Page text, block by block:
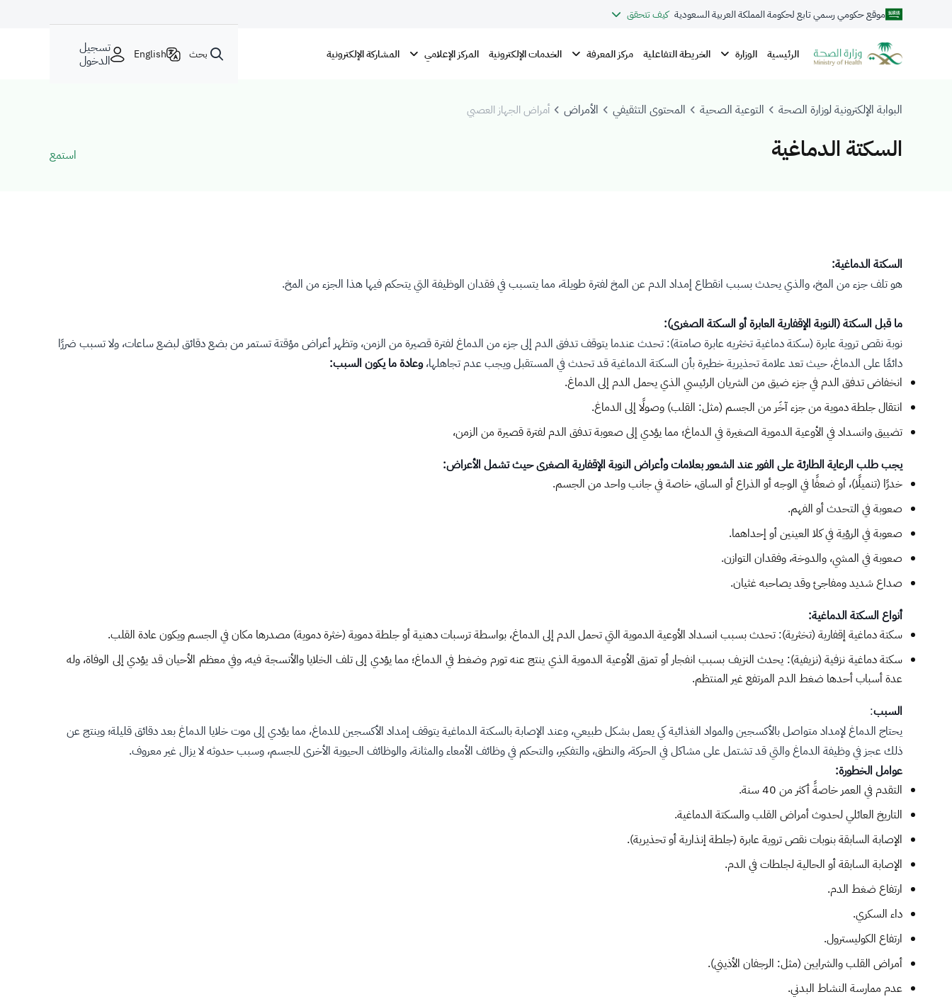
موقع حكومي رسمي تابع لحكومة المملكة العربية السعودية كيف تتحقق
الرئيسية الوزارة الخريطة التفاعلية مركز المعرفة الخدمات الإلكترونية المركز الإعلامي المشاركة الإلكترونية بحث English تسجيل
الدخول
البوابة الإلكترونية لوزارة الصحة التوعية الصحية المحتوى التثقيفي الأمراض أمراض الجهاز العصبي
السكتة الدماغية استمع
السكتة الدماغية:
هو تلف جزء من المخ، والذي يحدث بسبب انقطاع إمداد الدم عن المخ لفترة طويلة، مما يتسبب في فقدان الوظيفة التي يتحكم فيها هذا الجزء من المخ.
ما قبل السكتة (النوبة الإقفارية العابرة أو السكتة الصغرى):
نوبة نقص تروية عابرة (سكتة دماغية تخثريه عابرة صامتة): تحدث عندما يتوقف تدفق الدم إلى جزء من الدماغ لفترة قصيرة من الزمن، وتظهر أعراض مؤقتة تستمر من بضع دقائق لبضع ساعات، ولا تسبب ضررًا
دائمًا على الدماغ، حيث تعد علامة تحذيرية خطيرة بأن السكتة الدماغية قد تحدث في المستقبل ويجب عدم تجاهلها،وعادة ما يكون السبب:
انخفاض تدفق الدم في جزء ضيق من الشريان الرئيسي الذي يحمل الدم إلى الدماغ.
انتقال جلطة دموية من جزء آخَر من الجسم (مثل: القلب) وصولًا إلى الدماغ.
تضييق وانسداد في الأوعية الدموية الصغيرة في الدماغ؛ مما يؤدي إلى صعوبة تدفق الدم لفترة قصيرة من الزمن،
يجب طلب الرعاية الطارئة على الفور عند الشعور بعلامات وأعراض النوبة الإقفارية الصغرى حيث تشمل الأعراض:
خدرًا (تنميلًا)، أو ضعفًا في الوجه أو الذراع أو الساق، خاصة في جانب واحد من الجسم.
صعوبة في التحدث أو الفهم.
صعوبة في الرؤية في كلا العينين أو إحداهما.
صعوبة في المشي، والدوخة، وفقدان التوازن.
صداع شديد ومفاجئ وقد يصاحبه غثيان.
أنواع السكتة الدماغية:
سكتة دماغية إقفارية (تخثرية): تحدث بسبب انسداد الأوعية الدموية التي تحمل الدم إلى الدماغ، بواسطة ترسبات دهنية أو جلطة دموية (خثرة دموية) مصدرها مكان في الجسم ويكون عادة القلب.
سكتة دماغية نزفية (نزيفية): يحدث النزيف بسبب انفجار أو تمزق الأوعية الدموية الذي ينتج عنه تورم وضغط في الدماغ؛ مما يؤدي إلى تلف الخلايا والأنسجة فيه، وفي معظم الأحيان قد يؤدي إلى الوفاة، وله
عدة أسباب أحدها ضغط الدم المرتفع غير المنتظم.
السبب:
يحتاج الدماغ لإمداد متواصل بالأكسجين والمواد الغذائية كي يعمل بشكل طبيعي، وعند الإصابة بالسكتة الدماغية يتوقف إمداد الأكسجين للدماغ، مما يؤدي إلى موت خلايا الدماغ بعد دقائق قليلة؛ وينتج عن
ذلك عجز في وظيفة الدماغ والتي قد تشتمل على مشاكل في الحركة، والنطق، والتفكير، والتحكم في وظائف الأمعاء والمثانة، والوظائف الحيوية الأخرى للجسم، وسبب حدوثه لا يزال غير معروف.
عوامل الخطورة:
التقدم في العمر خاصةً أكثر من 40 سنة.
التاريخ العائلي لحدوث أمراض القلب والسكتة الدماغية.
الإصابة السابقة بنوبات نقص تروية عابرة (جلطة إنذارية أو تحذيرية).
الإصابة السابقة أو الحالية لجلطات في الدم.
ارتفاع ضغط الدم.
داء السكري.
ارتفاع الكوليسترول.
أمراض القلب والشرايين (مثل: الرجفان الأذيني).
عدم ممارسة النشاط البدني.